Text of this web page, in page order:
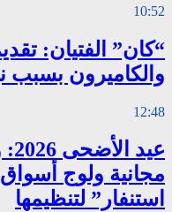
10:52
“كان” الفتيان:
والكاميرون بسبب
12:48
مجانية ولوج
استنفار” لتنظيمها